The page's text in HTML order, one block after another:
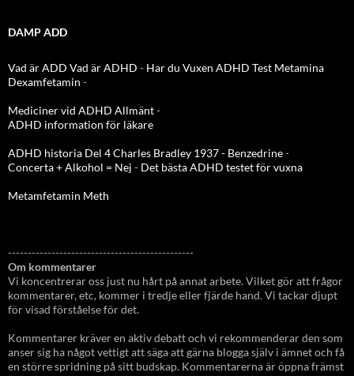
DAMP ADD
Vad är ADD Vad är ADHD - Har du Vuxen ADHD Test Metamina
Dexamfetamin -
Mediciner vid ADHD Allmänt-
ADHD information för läkare
ADHD historia Del 4 Charles Bradley 1937 - Benzedrine-
Concerta + Alkohol = Nej - Det bästa ADHD testet för vuxna
Metamfetamin Meth
-----------------------------------------------
Om kommentarer
Vi koncentrerar oss just nu hårt på annat arbete. Vilket gör att frågor
kommentarer, etc, kommer i tredje eller fjärde hand. Vi tackar djupt
för visad förståelse för det.
Kommentarer kräver en aktiv debatt och vi rekommenderar den som
anser sig ha något vettigt att säga att gärna blogga själv i ämnet och få
en större spridning på sitt budskap. Kommentarerna är öppna främst